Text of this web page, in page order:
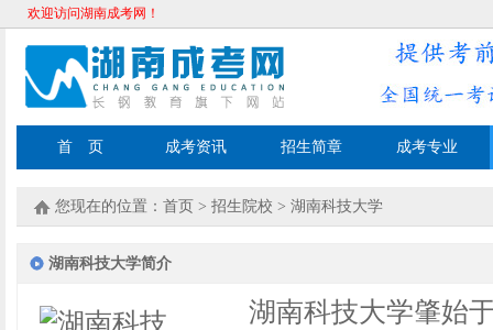
欢迎访问湖南成考网！
首 页 成考资讯 招生简章 成考专业
您现在的位置： 首页 > 招生院校 > 湖南科技大学
湖南科技大学简介
湖南科技大学肇始于